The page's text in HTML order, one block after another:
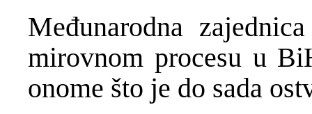
Međunarodna
mirovnom procesu u
onome što je do sada